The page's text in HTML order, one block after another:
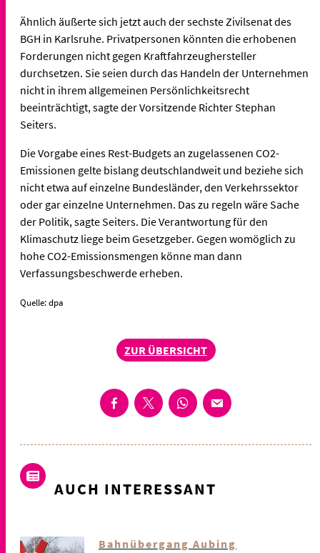
Ähnlich äußerte sich jetzt auch der sechste Zivilsenat des
BGH in Karlsruhe. Privatpersonen könnten die erhobenen
Forderungen nicht gegen Kraftfahrzeughersteller
durchsetzen. Sie seien durch das Handeln der Unternehmen
nicht in ihrem allgemeinen Persönlichkeitsrecht
beeinträchtigt, sagte der Vorsitzende Richter Stephan
Seiters.
Die Vorgabe eines Rest-Budgets an zugelassenen CO2-
Emissionen gelte bislang deutschlandweit und beziehe sich
nicht etwa auf einzelne Bundesländer, den Verkehrssektor
oder gar einzelne Unternehmen. Das zu regeln wäre Sache
der Politik, sagte Seiters. Die Verantwortung für den
Klimaschutz liege beim Gesetzgeber. Gegen womöglich zu
hohe CO2-Emissionsmengen könne man dann
Verfassungsbeschwerde erheben.
Quelle: dpa
ZUR ÜBERSICHT
AUCH INTERESSANT
Bahnübergang Aubing